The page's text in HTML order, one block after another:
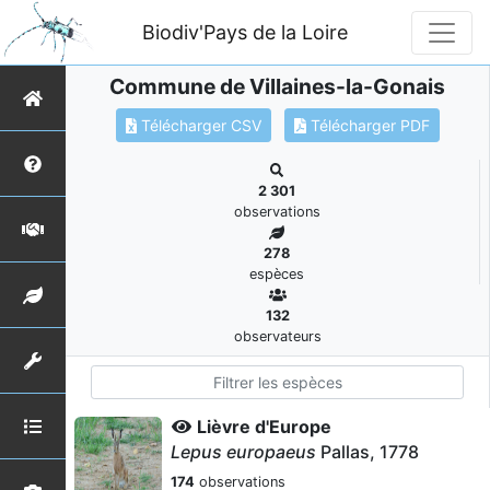
Biodiv'Pays de la Loire
Commune de Villaines-la-Gonais
Télécharger CSV Télécharger PDF
2 301
observations
278
espèces
132
observateurs
Lièvre d'Europe
Lepus europaeus Pallas, 1778
174 observations